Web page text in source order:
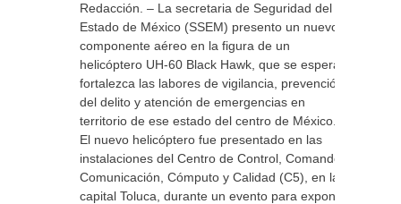
Redacción. – La secretaria de Seguridad del
Estado de México (SSEM) presento un nuevo
componente aéreo en la figura de un
helicóptero UH-60 Black Hawk, que se espera
fortalezca las labores de vigilancia, prevención
del delito y atención de emergencias en
territorio de ese estado del centro de México.
El nuevo helicóptero fue presentado en las
instalaciones del Centro de Control, Comando,
Comunicación, Cómputo y Calidad (C5), en la
capital Toluca, durante un evento para exponer